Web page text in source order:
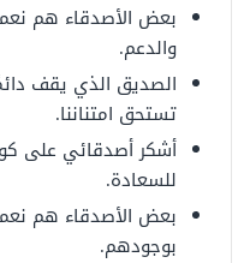
بعض الأصدقاء هم
والدعم.
الصديق الذي يقف
تستحق امتناننا.
أشكرأصدقائي على
للسعادة.
بعض الأصدقاء هم
بوجودهم.